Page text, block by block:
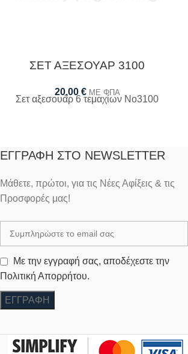
ΣΕΤ ΑΞΕΣΟΥΑΡ 3100
20,00 € ΜΕ ΦΠΑ
Σετ αξεσουάρ 6 τεμαχίων Νο3100
ΕΓΓΡΑΦΉ ΣΤΟ NEWSLETTER
Μάθετε, πρώτοι, για τις Νέες Αφίξεις & τις
Προσφορές μας!
Με την εγγραφή σας, αποδέχεστε την
Πολιτική Απορρήτου.